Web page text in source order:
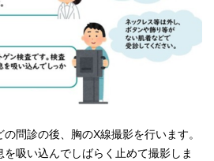
問診の後、胸のX線撮影を行います。
吸い込んでしばらく止めて撮影しま